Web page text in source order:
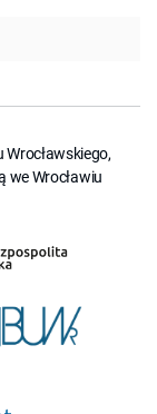
we Wrocławiu